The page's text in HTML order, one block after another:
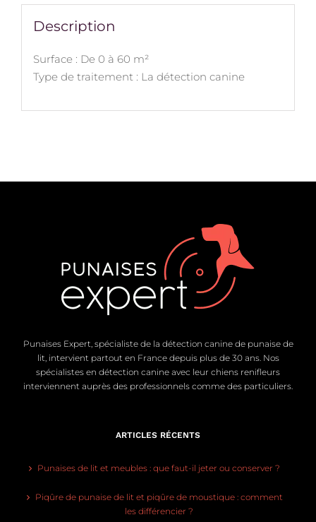
Description
Surface : De 0 à 60 m²
Type de traitement : La détection canine
Punaises Expert, spécialiste de la détection canine de punaise de
lit, intervient partout en France depuis plus de 30 ans. Nos
spécialistes en détection canine avec leur chiens renifleurs
interviennent auprès des professionnels comme des particuliers.
ARTICLES RÉCENTS
Punaises de lit et meubles : que faut-il jeter ou conserver ?
Piqûre de punaise de lit et piqûre de moustique : comment
les différencier ?